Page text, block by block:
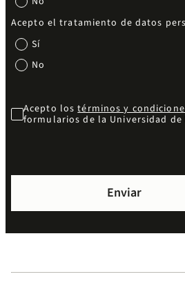
Acepto el tratamiento de datos
Sí
No
Acepto lostérminos y
formularios de la Universidad de